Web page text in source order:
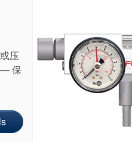
压
— 保